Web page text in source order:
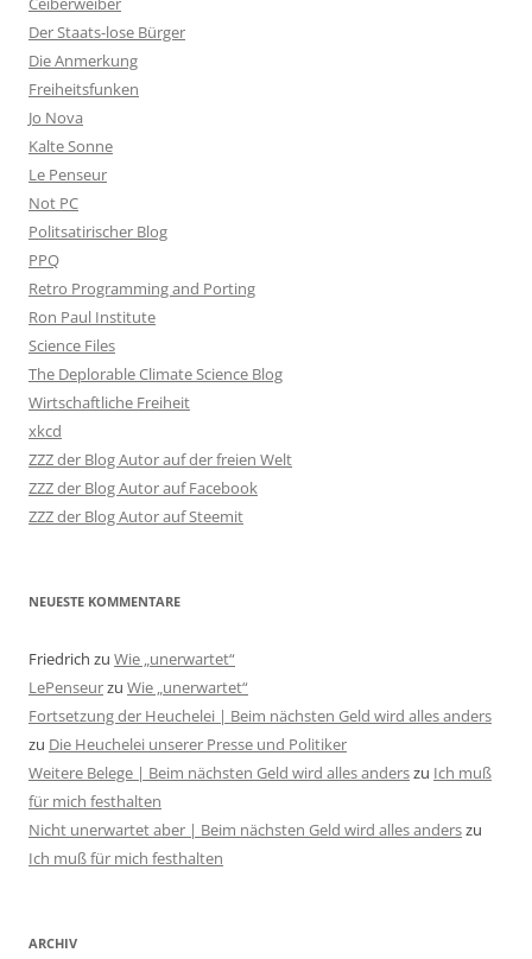
Der Staats-lose Bürger
Die Anmerkung
Freiheitsfunken
Jo Nova
Kalte Sonne
Le Penseur
Not PC
Politsatirischer Blog
PPQ
Retro Programming and Porting
Ron Paul Institute
Science Files
The Deplorable Climate Science Blog
Wirtschaftliche Freiheit
xkcd
ZZZ der Blog Autor auf der freien Welt
ZZZ der Blog Autor auf Facebook
ZZZ der Blog Autor auf Steemit
NEUESTE KOMMENTARE
Friedrich zu Wie „unerwartet“
LePenseurzu Wie „unerwartet“
Fortsetzung der Heuchelei | Beim nächsten Geld wird alles anders
zu Die Heuchelei unserer Presse und Politiker
Weitere Belege | Beim nächsten Geld wird alles anderszu Ich muß
für mich festhalten
Nicht unerwartet aber | Beim nächsten Geld wird alles anderszu
Ich muß für mich festhalten
ARCHIV